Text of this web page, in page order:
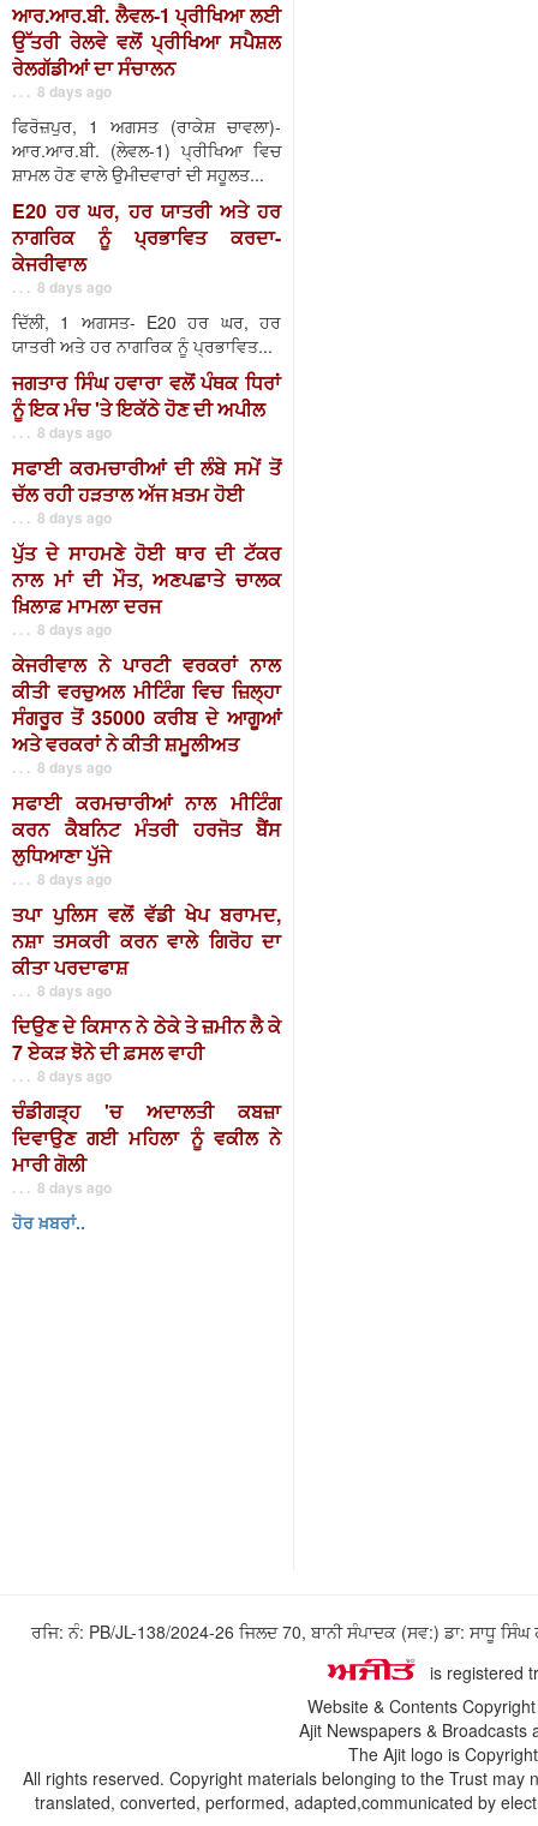
ਆਰ.ਆਰ.ਬੀ. ਲੈਵਲ-1 ਪ੍ਰੀਖਿਆ ਲਈ
ਉੱਤਰੀ ਰੇਲਵੇ ਵਲੋਂ ਪ੍ਰੀਖਿਆ ਸਪੈਸ਼ਲ
ਰੇਲਗੱਡੀਆਂ ਦਾ ਸੰਚਾਲਨ
. . . 8 days ago
ਫਿਰੋਜ਼ਪੁਰ, 1 ਅਗਸਤ (ਰਾਕੇਸ਼ ਚਾਵਲਾ)-
ਆਰ.ਆਰ.ਬੀ. (ਲੇਵਲ-1) ਪ੍ਰੀਖਿਆ ਵਿਚ
ਸ਼ਾਮਲ ਹੋਣ ਵਾਲੇ ਉਮੀਦਵਾਰਾਂ ਦੀ ਸਹੂਲਤ...
E20 ਹਰ ਘਰ, ਹਰ ਯਾਤਰੀ ਅਤੇ ਹਰ
ਨਾਗਰਿਕ ਨੂੰ ਪ੍ਰਭਾਵਿਤ ਕਰਦਾ-
ਕੇਜਰੀਵਾਲ
. . . 8 days ago
ਦਿੱਲੀ, 1 ਅਗਸਤ- E20 ਹਰ ਘਰ, ਹਰ
ਯਾਤਰੀ ਅਤੇ ਹਰ ਨਾਗਰਿਕ ਨੂੰ ਪ੍ਰਭਾਵਿਤ...
ਜਗਤਾਰ ਸਿੰਘ ਹਵਾਰਾ ਵਲੋਂ ਪੰਥਕ ਧਿਰਾਂ
ਨੂੰ ਇਕ ਮੰਚ 'ਤੇ ਇਕੱਠੇ ਹੋਣ ਦੀ ਅਪੀਲ
. . . 8 days ago
ਸਫਾਈ ਕਰਮਚਾਰੀਆਂ ਦੀ ਲੰਬੇ ਸਮੇਂ ਤੋਂ
ਚੱਲ ਰਹੀ ਹੜਤਾਲ ਅੱਜ ਖ਼ਤਮ ਹੋਈ
. . . 8 days ago
ਪੁੱਤ ਦੇ ਸਾਹਮਣੇ ਹੋਈ ਥਾਰ ਦੀ ਟੱਕਰ
ਨਾਲ ਮਾਂ ਦੀ ਮੌਤ, ਅਣਪਛਾਤੇ ਚਾਲਕ
ਖ਼ਿਲਾਫ਼ ਮਾਮਲਾ ਦਰਜ
. . . 8 days ago
ਕੇਜਰੀਵਾਲ ਨੇ ਪਾਰਟੀ ਵਰਕਰਾਂ ਨਾਲ
ਕੀਤੀ ਵਰਚੁਅਲ ਮੀਟਿੰਗ ਵਿਚ ਜ਼ਿਲ੍ਹਾ
ਸੰਗਰੂਰ ਤੋਂ 35000 ਕਰੀਬ ਦੇ ਆਗੂਆਂ
ਅਤੇ ਵਰਕਰਾਂ ਨੇ ਕੀਤੀ ਸ਼ਮੂਲੀਅਤ
. . . 8 days ago
ਸਫਾਈ ਕਰਮਚਾਰੀਆਂ ਨਾਲ ਮੀਟਿੰਗ
ਕਰਨ ਕੈਬਨਿਟ ਮੰਤਰੀ ਹਰਜੋਤ ਬੈਂਸ
ਲੁਧਿਆਣਾ ਪੁੱਜੇ
. . . 8 days ago
ਤਪਾ ਪੁਲਿਸ ਵਲੋਂ ਵੱਡੀ ਖੇਪ ਬਰਾਮਦ,
ਨਸ਼ਾ ਤਸਕਰੀ ਕਰਨ ਵਾਲੇ ਗਿਰੋਹ ਦਾ
ਕੀਤਾ ਪਰਦਾਫਾਸ਼
. . . 8 days ago
ਦਿਉਣ ਦੇ ਕਿਸਾਨ ਨੇ ਠੇਕੇ ਤੇ ਜ਼ਮੀਨ ਲੈ ਕੇ
7 ਏਕੜ ਝੋਨੇ ਦੀ ਫ਼ਸਲ ਵਾਹੀ
. . . 8 days ago
ਚੰਡੀਗੜ੍ਹ 'ਚ ਅਦਾਲਤੀ ਕਬਜ਼ਾ
ਦਿਵਾਉਣ ਗਈ ਮਹਿਲਾ ਨੂੰ ਵਕੀਲ ਨੇ
ਮਾਰੀ ਗੋਲੀ
. . . 8 days ago
ਹੋਰ ਖ਼ਬਰਾਂ..
ਰਜਿ: ਨੰ: PB/JL-138/2024-26 ਜਿਲਦ 70, ਬਾਨੀ ਸੰਪਾਦਕ (ਸਵ:) ਡਾ: ਸਾਧੂ
is registered
Website & Contents
Ajit Newspapers &
The Ajit logo is
All rights reserved. Copyright materials belonging to the Trust
translated, converted, performed, adapted,communicated by